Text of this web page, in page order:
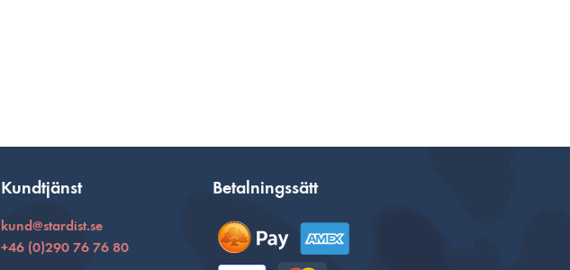
Kundtjänst
kund@stardist.se
+46 (0)290 76 76 80
Betalningssätt